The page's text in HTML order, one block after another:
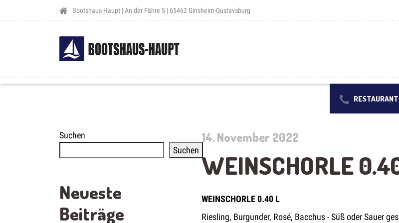
Bootshaus-Haupt | An der Fähre 5 | 65462 Ginsheim-Gustavsburg
14. November 2022
WEINSCHORLE
WEINSCHORLE 0.40 L
Riesling, Burgunder, Rosé, Bacchus - Süß oder Sauer
Suchen
Suchen
Neueste
Beiträge